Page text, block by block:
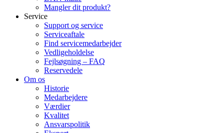
Mangler dit produkt?
Service
Support og service
Serviceaftale
Find servicemedarbejder
Vedligeholdelse
Fejlsøgning – FAQ
Reservedele
Om os
Historie
Medarbejdere
Værdier
Kvalitet
Ansvarspolitik